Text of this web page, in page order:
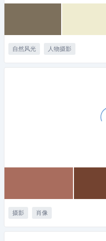
自然风光 人物摄影
摄影 肖像